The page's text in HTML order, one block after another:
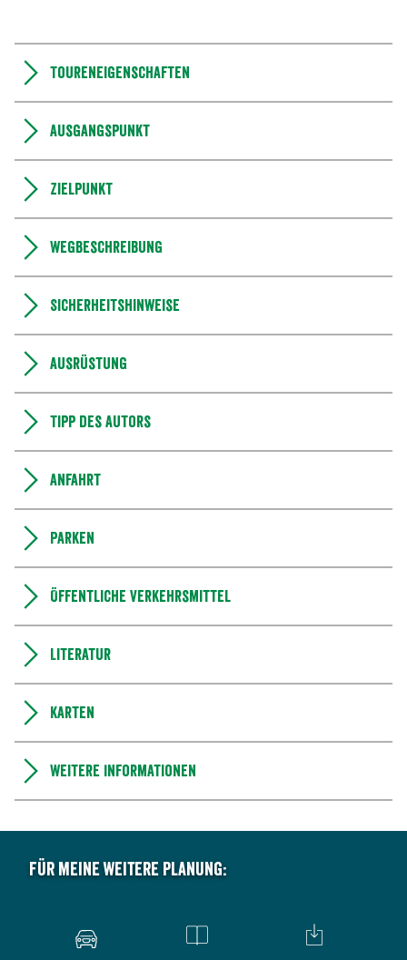
Toureneigenschaften
Ausgangspunkt
Zielpunkt
Wegbeschreibung
Sicherheitshinweise
Ausrüstung
Tipp des Autors
Anfahrt
Parken
Öffentliche Verkehrsmittel
Literatur
Karten
Weitere Informationen
Für meine weitere Planung: